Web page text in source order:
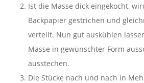
Ist die Masse dick eingekocht,
Backpapier gestrichen und
verteilt. Nun gut auskühlen
Masse in gewünschter Form
ausstechen.
Die Stücke nach und nach in